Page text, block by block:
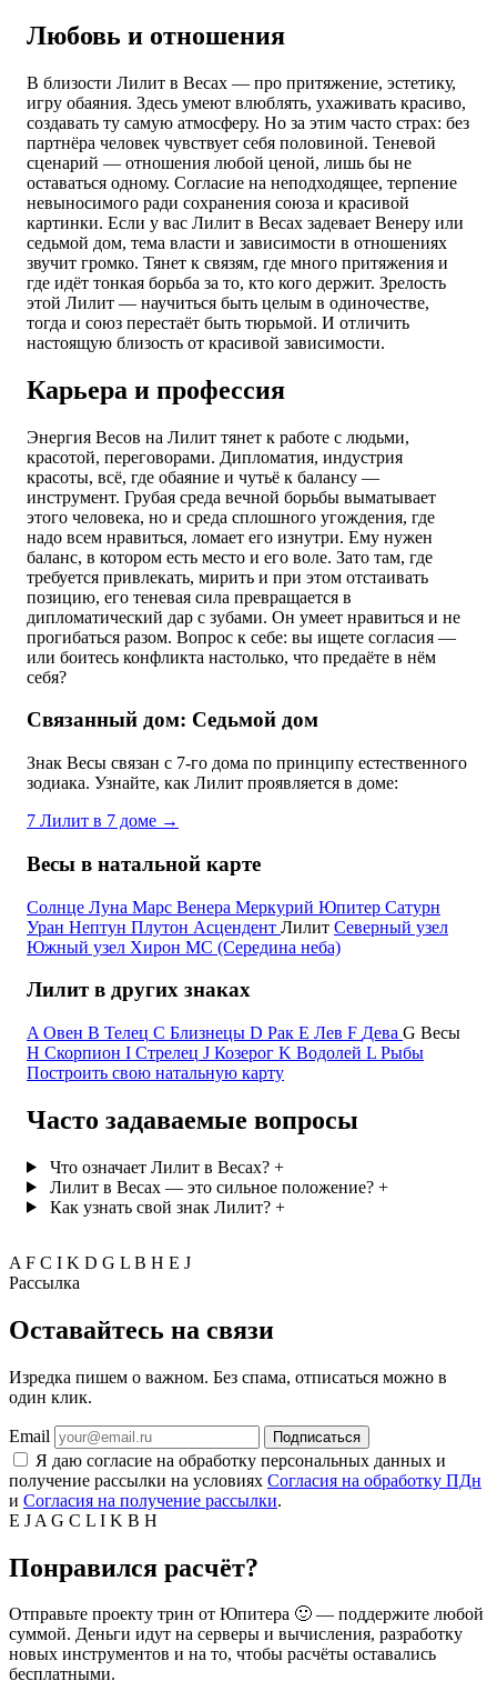
Любовь и отношения
В близости Лилит в Весах — про притяжение, эстетику,
игру обаяния. Здесь умеют влюблять, ухаживать красиво,
создавать ту самую атмосферу. Но за этим часто страх: без
партнёра человек чувствует себя половиной. Теневой
сценарий — отношения любой ценой, лишь бы не
оставаться одному. Согласие на неподходящее, терпение
невыносимого ради сохранения союза и красивой
картинки. Если у вас Лилит в Весах задевает Венеру или
седьмой дом, тема власти и зависимости в отношениях
звучит громко. Тянет к связям, где много притяжения и
где идёт тонкая борьба за то, кто кого держит. Зрелость
этой Лилит — научиться быть целым в одиночестве,
тогда и союз перестаёт быть тюрьмой. И отличить
настоящую близость от красивой зависимости.
Карьера и профессия
Энергия Весов на Лилит тянет к работе с людьми,
красотой, переговорами. Дипломатия, индустрия
красоты, всё, где обаяние и чутьё к балансу —
инструмент. Грубая среда вечной борьбы выматывает
этого человека, но и среда сплошного угождения, где
надо всем нравиться, ломает его изнутри. Ему нужен
баланс, в котором есть место и его воле. Зато там, где
требуется привлекать, мирить и при этом отстаивать
позицию, его теневая сила превращается в
дипломатический дар с зубами. Он умеет нравиться и не
прогибаться разом. Вопрос к себе: вы ищете согласия —
или боитесь конфликта настолько, что предаёте в нём
себя?
Связанный дом: Седьмой дом
Знак Весы связан с 7-го дома по принципу естественного
зодиака. Узнайте, как Лилит проявляется в доме:
7 Лилит в 7 доме →
Весы в натальной карте
Солнце Луна Марс Венера Меркурий Юпитер Сатурн
Уран Нептун Плутон Асцендент Лилит Северный узел
Южный узел Хирон MC (Середина неба)
Лилит в других знаках
A Овен B Телец C Близнецы D Рак E Лев F Дева G Весы
H Скорпион I Стрелец J Козерог K Водолей L Рыбы
Построить свою натальную карту
Часто задаваемые вопросы
Что означает Лилит в Весах? +
Лилит в Весах — это сильное положение? +
Как узнать свой знак Лилит? +
A F C I K D G L B H E J
Рассылка
Оставайтесь на связи
Изредка пишем о важном. Без спама, отписаться можно в
один клик.
Email Подписаться
Я даю согласие на обработку персональных данных и
получение рассылки на условиях Согласия на обработку ПДн
и Согласия на получение рассылки.
E J A G C L I K B H
Понравился расчёт?
Отправьте проекту трин от Юпитера 🙂 — поддержите любой
суммой. Деньги идут на серверы и вычисления, разработку
новых инструментов и на то, чтобы расчёты оставались
бесплатными.